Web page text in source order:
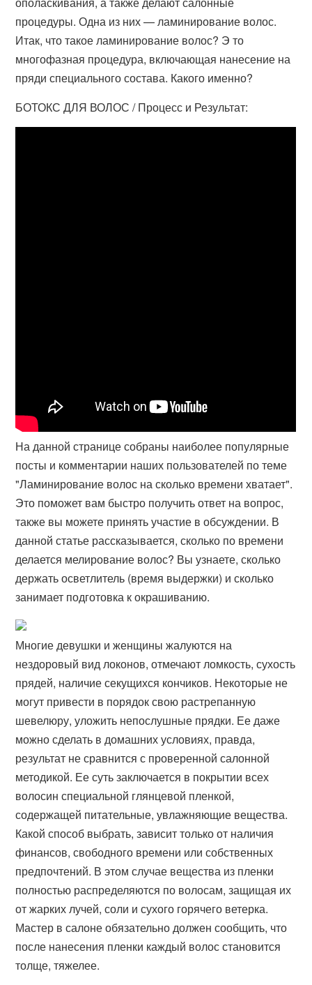
процедуры. Одна из них — ламинирование волос.
Итак, что такое ламинирование волос? Э то
многофазная процедура, включающая нанесение на
пряди специального состава. Какого именно?
БОТОКС ДЛЯ ВОЛОС / Процесс и Результат:
На данной странице собраны наиболее популярные
посты и комментарии наших пользователей по теме
"Ламинирование волос на сколько времени хватает".
Это поможет вам быстро получить ответ на вопрос,
также вы можете принять участие в обсуждении. В
данной статье рассказывается, сколько по времени
делается мелирование волос? Вы узнаете, сколько
держать осветлитель (время выдержки) и сколько
занимает подготовка к окрашиванию.
Многие девушки и женщины жалуются на
нездоровый вид локонов, отмечают ломкость, сухость
прядей, наличие секущихся кончиков. Некоторые не
могут привести в порядок свою растрепанную
шевелюру, уложить непослушные прядки. Ее даже
можно сделать в домашних условиях, правда,
результат не сравнится с проверенной салонной
методикой. Ее суть заключается в покрытии всех
волосин специальной глянцевой пленкой,
содержащей питательные, увлажняющие вещества.
Какой способ выбрать, зависит только от наличия
финансов, свободного времени или собственных
предпочтений. В этом случае вещества из пленки
полностью распределяются по волосам, защищая их
от жарких лучей, соли и сухого горячего ветерка.
Мастер в салоне обязательно должен сообщить, что
после нанесения пленки каждый волос становится
толще, тяжелее.